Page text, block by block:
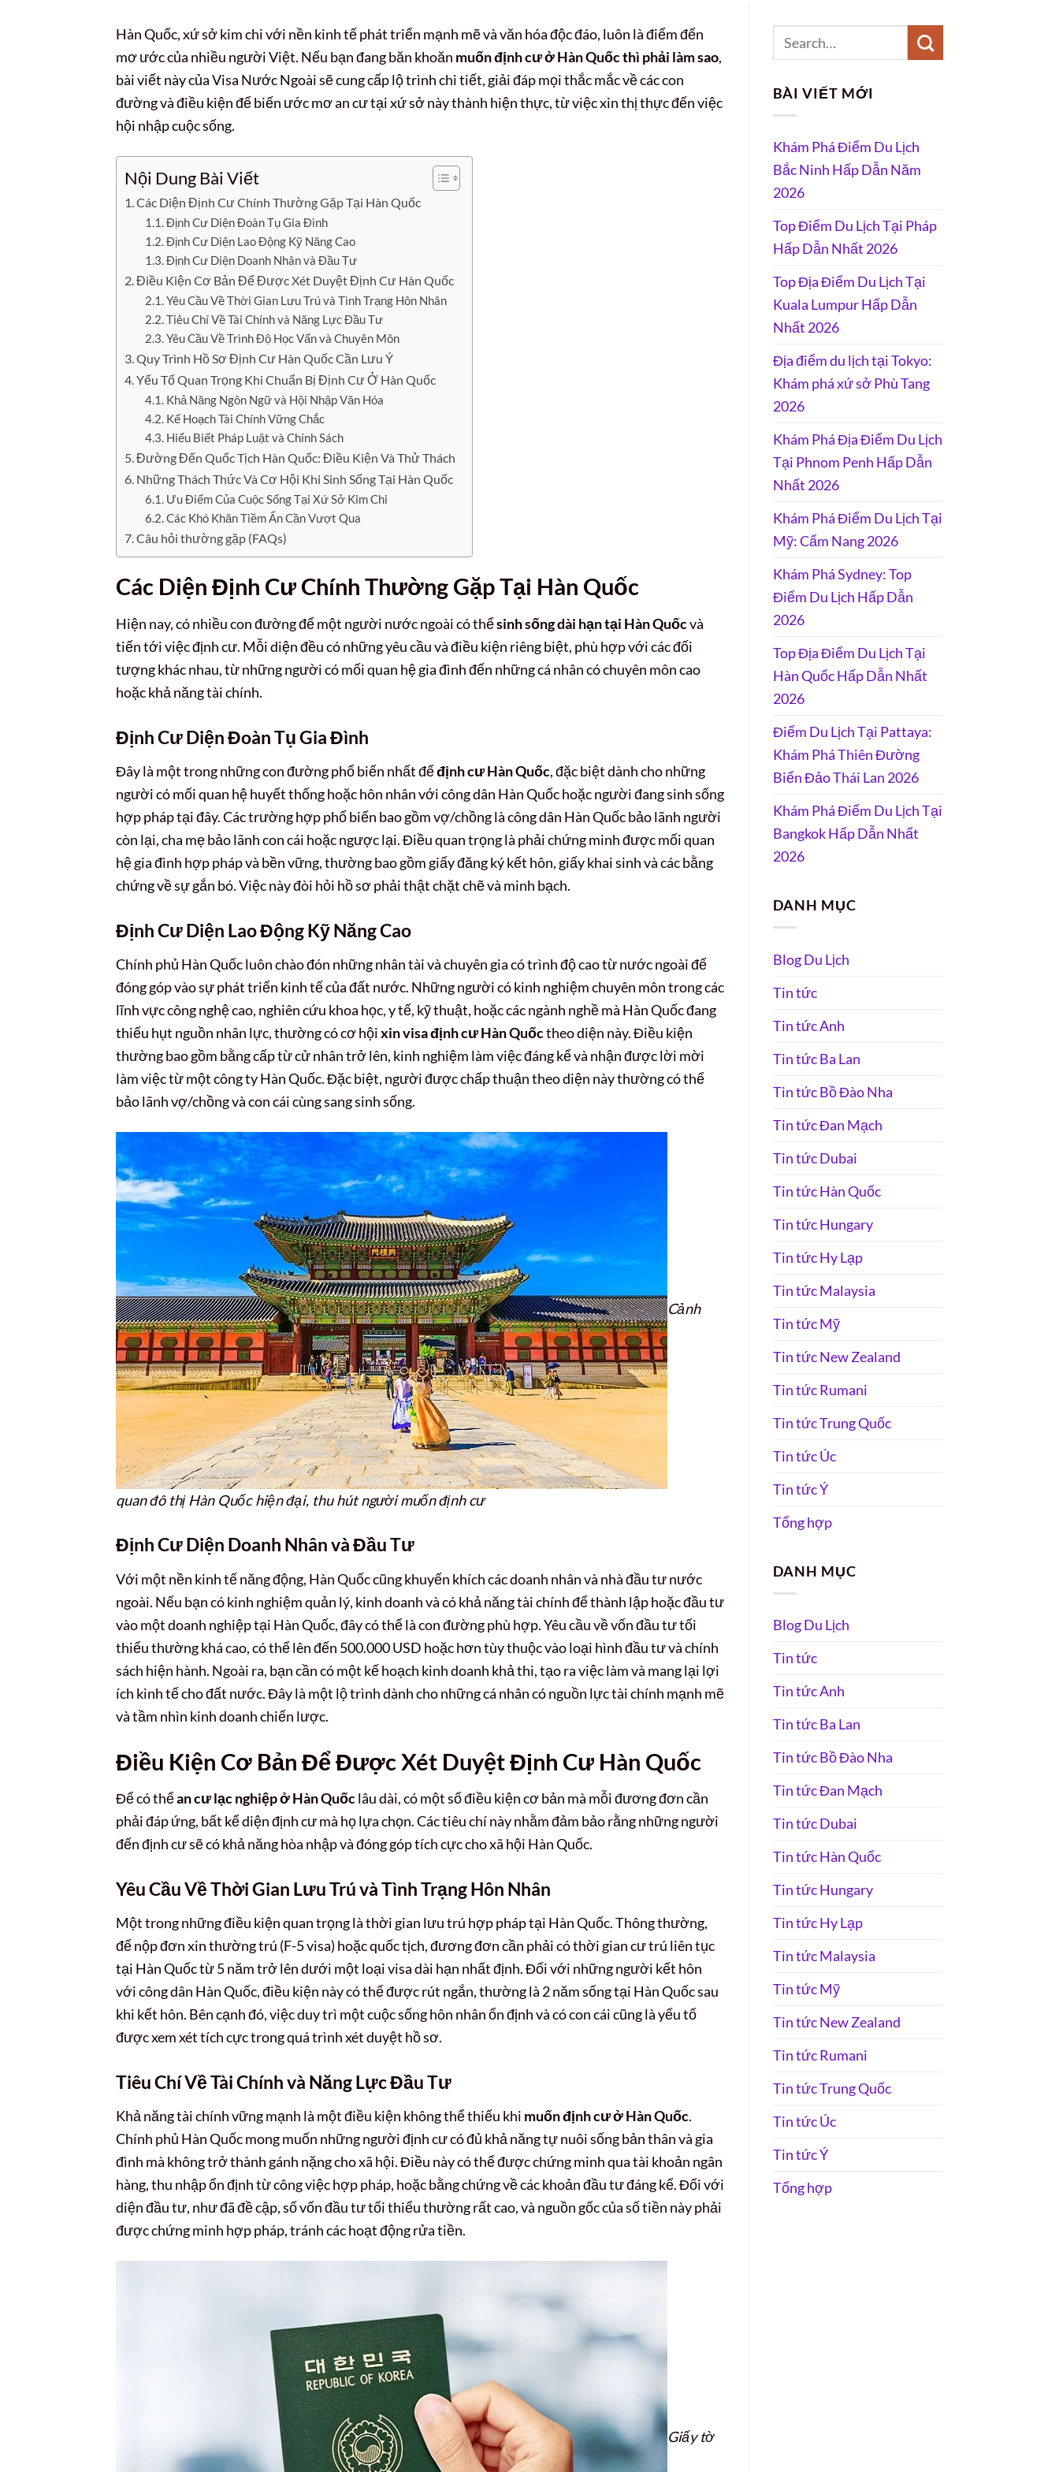
Hàn Quốc, xứ sở kim chi với nền kinh tế phát triển mạnh mẽ và văn hóa độc đáo, luôn là điểm đến
mơ ước của nhiều người Việt. Nếu bạn đang băn khoăn muốn định cư ở Hàn Quốc thì phải làm sao,
bài viết này của Visa Nước Ngoài sẽ cung cấp lộ trình chi tiết, giải đáp mọi thắc mắc về các con
đường và điều kiện để biến ước mơ an cư tại xứ sở này thành hiện thực, từ việc xin thị thực đến việc
hội nhập cuộc sống.
Nội Dung Bài Viết
Các Diện Định Cư Chính Thường Gặp Tại Hàn Quốc
Định Cư Diện Đoàn Tụ Gia Đình
Định Cư Diện Lao Động Kỹ Năng Cao
Định Cư Diện Doanh Nhân và Đầu Tư
Điều Kiện Cơ Bản Để Được Xét Duyệt Định Cư Hàn Quốc
Yêu Cầu Về Thời Gian Lưu Trú và Tình Trạng Hôn Nhân
Tiêu Chí Về Tài Chính và Năng Lực Đầu Tư
Yêu Cầu Về Trình Độ Học Vấn và Chuyên Môn
Quy Trình Hồ Sơ Định Cư Hàn Quốc Cần Lưu Ý
Yếu Tố Quan Trọng Khi Chuẩn Bị Định Cư Ở Hàn Quốc
Khả Năng Ngôn Ngữ và Hội Nhập Văn Hóa
Kế Hoạch Tài Chính Vững Chắc
Hiểu Biết Pháp Luật và Chính Sách
Đường Đến Quốc Tịch Hàn Quốc: Điều Kiện Và Thử Thách
Những Thách Thức Và Cơ Hội Khi Sinh Sống Tại Hàn Quốc
Ưu Điểm Của Cuộc Sống Tại Xứ Sở Kim Chi
Các Khó Khăn Tiềm Ẩn Cần Vượt Qua
Câu hỏi thường gặp (FAQs)
Các Diện Định Cư Chính Thường Gặp Tại Hàn Quốc
Hiện nay, có nhiều con đường để một người nước ngoài có thểsinh sống dài hạn tại Hàn Quốcvà
tiến tới việc định cư. Mỗi diện đều có những yêu cầu và điều kiện riêng biệt, phù hợp với các đối
tượng khác nhau, từ những người có mối quan hệ gia đình đến những cá nhân có chuyên môn cao
hoặc khả năng tài chính.
Định Cư Diện Đoàn Tụ Gia Đình
Đây là một trong những con đường phổ biến nhất đểđịnh cư Hàn Quốc, đặc biệt dành cho những
người có mối quan hệ huyết thống hoặc hôn nhân với công dân Hàn Quốc hoặc người đang sinh sống
hợp pháp tại đây. Các trường hợp phổ biến bao gồm vợ/chồng là công dân Hàn Quốc bảo lãnh người
còn lại, cha mẹ bảo lãnh con cái hoặc ngược lại. Điều quan trọng là phải chứng minh được mối quan
hệ gia đình hợp pháp và bền vững, thường bao gồm giấy đăng ký kết hôn, giấy khai sinh và các bằng
chứng về sự gắn bó. Việc này đòi hỏi hồ sơ phải thật chặt chẽ và minh bạch.
Định Cư Diện Lao Động Kỹ Năng Cao
Chính phủ Hàn Quốc luôn chào đón những nhân tài và chuyên gia có trình độ cao từ nước ngoài để
đóng góp vào sự phát triển kinh tế của đất nước. Những người có kinh nghiệm chuyên môn trong các
lĩnh vực công nghệ cao, nghiên cứu khoa học, y tế, kỹ thuật, hoặc các ngành nghề mà Hàn Quốc đang
thiếu hụt nguồn nhân lực, thường có cơ hộixin visa định cư Hàn Quốctheo diện này. Điều kiện
thường bao gồm bằng cấp từ cử nhân trở lên, kinh nghiệm làm việc đáng kể và nhận được lời mời
làm việc từ một công ty Hàn Quốc. Đặc biệt, người được chấp thuận theo diện này thường có thể
bảo lãnh vợ/chồng và con cái cùng sang sinh sống.
Cảnh
quan đô thị Hàn Quốc hiện đại, thu hút người muốn định cư
Định Cư Diện Doanh Nhân và Đầu Tư
Với một nền kinh tế năng động, Hàn Quốc cũng khuyến khích các doanh nhân và nhà đầu tư nước
ngoài. Nếu bạn có kinh nghiệm quản lý, kinh doanh và có khả năng tài chính để thành lập hoặc đầu tư
vào một doanh nghiệp tại Hàn Quốc, đây có thể là con đường phù hợp. Yêu cầu về vốn đầu tư tối
thiểu thường khá cao, có thể lên đến 500.000 USD hoặc hơn tùy thuộc vào loại hình đầu tư và chính
sách hiện hành. Ngoài ra, bạn cần có một kế hoạch kinh doanh khả thi, tạo ra việc làm và mang lại lợi
ích kinh tế cho đất nước. Đây là một lộ trình dành cho những cá nhân có nguồn lực tài chính mạnh mẽ
và tầm nhìn kinh doanh chiến lược.
Điều Kiện Cơ Bản Để Được Xét Duyệt Định Cư Hàn Quốc
Để có thểan cư lạc nghiệp ở Hàn Quốclâu dài, có một số điều kiện cơ bản mà mỗi đương đơn cần
phải đáp ứng, bất kể diện định cư mà họ lựa chọn. Các tiêu chí này nhằm đảm bảo rằng những người
đến định cư sẽ có khả năng hòa nhập và đóng góp tích cực cho xã hội Hàn Quốc.
Yêu Cầu Về Thời Gian Lưu Trú và Tình Trạng Hôn Nhân
Một trong những điều kiện quan trọng là thời gian lưu trú hợp pháp tại Hàn Quốc. Thông thường,
để nộp đơn xin thường trú (F-5 visa) hoặc quốc tịch, đương đơn cần phải có thời gian cư trú liên tục
tại Hàn Quốc từ 5 năm trở lên dưới một loại visa dài hạn nhất định. Đối với những người kết hôn
với công dân Hàn Quốc, điều kiện này có thể được rút ngắn, thường là 2 năm sống tại Hàn Quốc sau
khi kết hôn. Bên cạnh đó, việc duy trì một cuộc sống hôn nhân ổn định và có con cái cũng là yếu tố
được xem xét tích cực trong quá trình xét duyệt hồ sơ.
Tiêu Chí Về Tài Chính và Năng Lực Đầu Tư
Khả năng tài chính vững mạnh là một điều kiện không thể thiếu khi muốn định cư ở Hàn Quốc.
Chính phủ Hàn Quốc mong muốn những người định cư có đủ khả năng tự nuôi sống bản thân và gia
đình mà không trở thành gánh nặng cho xã hội. Điều này có thể được chứng minh qua tài khoản ngân
hàng, thu nhập ổn định từ công việc hợp pháp, hoặc bằng chứng về các khoản đầu tư đáng kể. Đối với
diện đầu tư, như đã đề cập, số vốn đầu tư tối thiểu thường rất cao, và nguồn gốc của số tiền này phải
được chứng minh hợp pháp, tránh các hoạt động rửa tiền.
Giấy tờ
BÀI VIẾT MỚI
Khám Phá Điểm Du Lịch
Bắc Ninh Hấp Dẫn Năm
2026
Top Điểm Du Lịch Tại Pháp
Hấp Dẫn Nhất 2026
Top Địa Điểm Du Lịch Tại
Kuala Lumpur Hấp Dẫn
Nhất 2026
Địa điểm du lịch tại Tokyo:
Khám phá xứ sở Phù Tang
2026
Khám Phá Địa Điểm Du Lịch
Tại Phnom Penh Hấp Dẫn
Nhất 2026
Khám Phá Điểm Du Lịch Tại
Mỹ: Cẩm Nang 2026
Khám Phá Sydney: Top
Điểm Du Lịch Hấp Dẫn
2026
Top Địa Điểm Du Lịch Tại
Hàn Quốc Hấp Dẫn Nhất
2026
Điểm Du Lịch Tại Pattaya:
Khám Phá Thiên Đường
Biển Đảo Thái Lan 2026
Khám Phá Điểm Du Lịch Tại
Bangkok Hấp Dẫn Nhất
2026
DANH MỤC
Blog Du Lịch
Tin tức
Tin tức Anh
Tin tức Ba Lan
Tin tức Bồ Đào Nha
Tin tức Đan Mạch
Tin tức Dubai
Tin tức Hàn Quốc
Tin tức Hungary
Tin tức Hy Lạp
Tin tức Malaysia
Tin tức Mỹ
Tin tức New Zealand
Tin tức Rumani
Tin tức Trung Quốc
Tin tức Úc
Tin tức Ý
Tổng hợp
DANH MỤC
Blog Du Lịch
Tin tức
Tin tức Anh
Tin tức Ba Lan
Tin tức Bồ Đào Nha
Tin tức Đan Mạch
Tin tức Dubai
Tin tức Hàn Quốc
Tin tức Hungary
Tin tức Hy Lạp
Tin tức Malaysia
Tin tức Mỹ
Tin tức New Zealand
Tin tức Rumani
Tin tức Trung Quốc
Tin tức Úc
Tin tức Ý
Tổng hợp